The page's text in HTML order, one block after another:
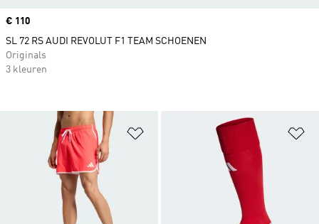
Op verlanglijst zetten
Price
€ 110
SL 72 RS AUDI REVOLUT F1 TEAM SCHOENEN
Originals
3 kleuren